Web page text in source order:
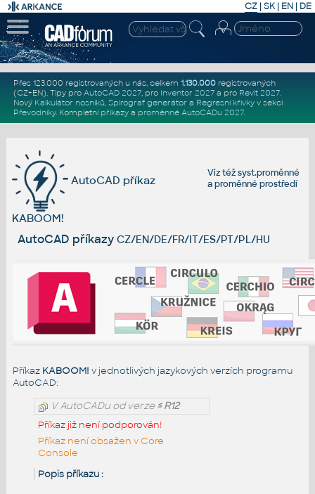
CZ | SK| EN | DE
Přes 123.000 registrovaných u nás, celkem 1.130.000registrovaných
(CZ+EN). Tipy pro AutoCAD 2027, pro Inventor 2027a pro Revit 2027.
Nový Kalkulátor nosníků, Spirograf generátor a Regresní křivkyv sekci
Převodníky. Kompletní příkazya proměnné AutoCADu 2027.
Viz téžsyst.proměnné
aproměnné prostředí
AutoCAD příkaz
KABOOM!
AutoCAD příkazy CZ/EN/DE/FR/IT/ES/PT/PL/HU
Příkaz KABOOM! v jednotlivých jazykových verzích programu
AutoCAD:
V AutoCADu od verze≤ R12
Příkaz již není podporován!
Příkaz není obsažen v Core
Console
Popis příkazu :